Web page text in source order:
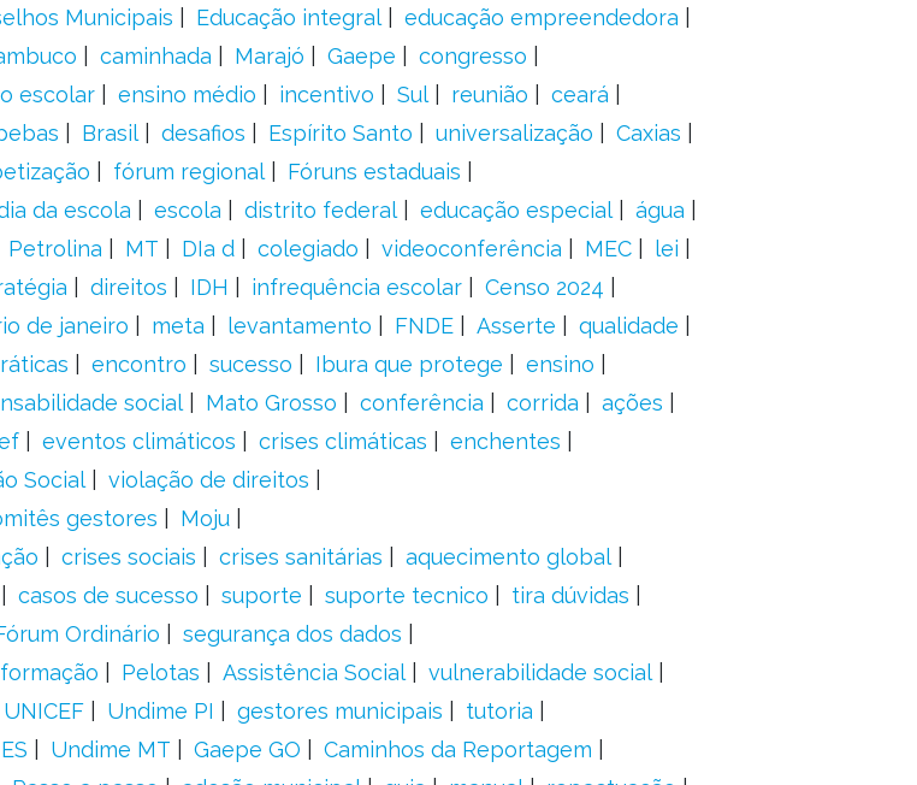
Municipais Educação integral
educação empreendedora
caminhada Marajó Gaepe
congresso
escolar ensino médio incentivo Sul reunião
ceará
Brasil desafios Espírito Santo universalização
Caxias
fórum regional
Fóruns estaduais
da escola escola distrito federal educação especial
água
Petrolina MT DIa d colegiado videoconferência MEC
lei
direitos IDH infrequência escolar
Censo 2024
de janeiro meta levantamento FNDE Asserte
qualidade
encontro sucesso Ibura que protege
ensino
social Mato Grosso conferência corrida
ações
eventos climáticos crises climáticas
enchentes
Social
violação de direitos
gestores
Moju
crises sociais crises sanitárias
aquecimento global
casos de sucesso suporte suporte tecnico
tira dúvidas
Ordinário
segurança dos dados
Pelotas Assistência Social
vulnerabilidade social
Undime PI gestores municipais
tutoria
Undime MT Gaepe GO
Caminhos da Reportagem